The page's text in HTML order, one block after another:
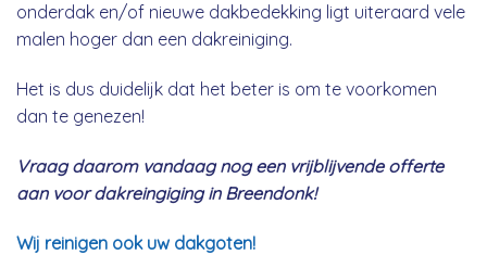
onderdak en/of nieuwe dakbedekking ligt uiteraard vele
malen hoger dan een dakreiniging.
Het is dus duidelijk dat het beter is om te voorkomen
dan te genezen!
Vraag daarom vandaag nog een vrijblijvende offerte
aan voor dakreingiging in Breendonk!
Wij reinigen ook uw dakgoten!